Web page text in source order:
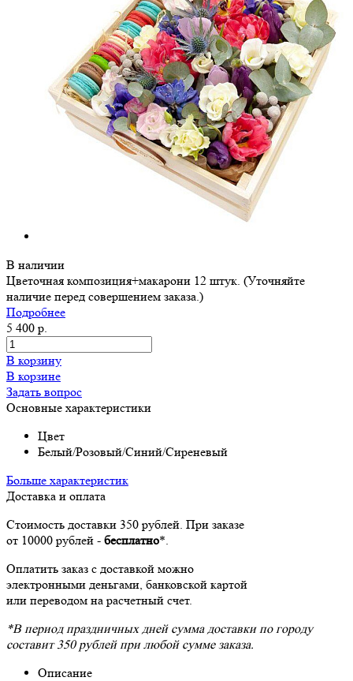
В наличии
Цветочная композиция+макарони 12 штук. (Уточняйте
наличие перед совершением заказа.)
Подробнее
5 400 р.
В корзину
В корзине
Задать вопрос
Основные характеристики
Цвет
Белый/Розовый/Синий/Сиреневый
Больше характеристик
Доставка и оплата
Стоимость доставки 350 рублей. При заказе
от 10000 рублей - бесплатно*.
Оплатить заказ с доставкой можно
электронными деньгами, банковской картой
или переводом на расчетный счет.
*В период праздничных дней сумма доставки по городу
составит 350 рублей при любой сумме заказа.
Описание